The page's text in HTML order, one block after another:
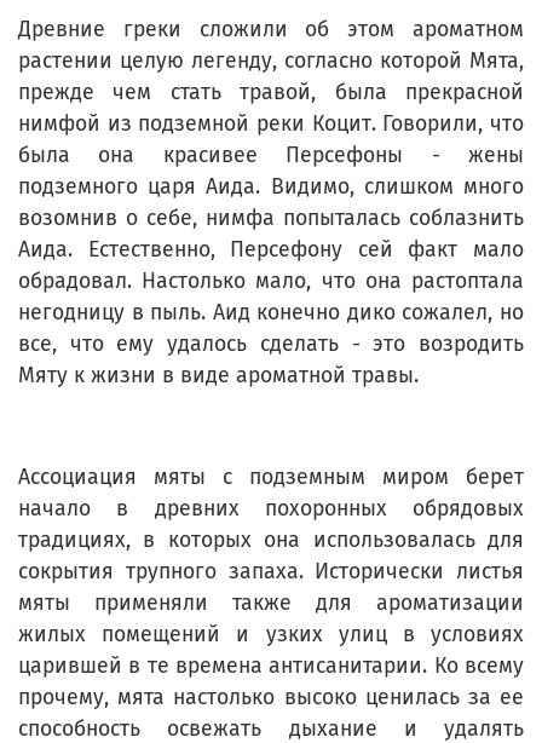
Древние греки сложили об этом ароматном
растении целую легенду, согласно которой Мята,
прежде чем стать травой, была прекрасной
нимфой из подземной реки Коцит. Говорили, что
была она красивее Персефоны - жены
подземного царя Аида. Видимо, слишком много
возомнив о себе, нимфа попыталась соблазнить
Аида. Естественно, Персефону сей факт мало
обрадовал. Настолько мало, что она растоптала
негодницу в пыль. Аид конечно дико сожалел, но
все, что ему удалось сделать - это возродить
Мяту к жизни в виде ароматной травы.
Ассоциация мяты с подземным миром берет
начало в древних похоронных обрядовых
традициях, в которых она использовалась для
сокрытия трупного запаха. Исторически листья
мяты применяли также для ароматизации
жилых помещений и узких улиц в условиях
царившей в те времена антисанитарии. Ко всему
прочему, мята настолько высоко ценилась за ее
способность освежать дыхание и удалять